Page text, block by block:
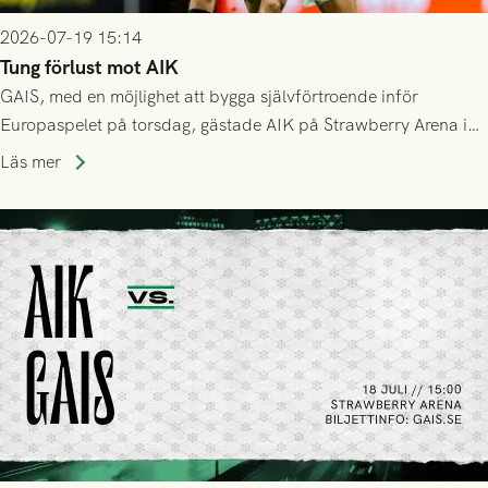
2026-07-19 15:14
Tung förlust mot AIK
GAIS, med en möjlighet att bygga självförtroende inför
Europaspelet på torsdag, gästade AIK på Strawberry Arena i
Stockholm . Men trots konstant hotande i första halvlek av
lyckades få in 2-0.
Läs mer